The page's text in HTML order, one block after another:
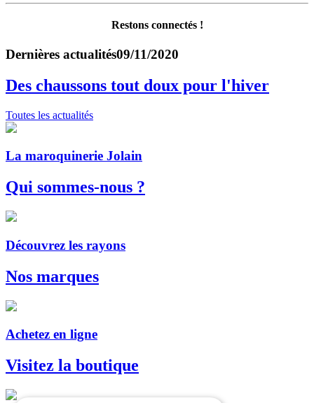
Restons connectés !
Dernières actualités09/11/2020
Des chaussons tout doux pour l'hiver
Toutes les actualités
La maroquinerie Jolain
Qui sommes-nous ?
Découvrez les rayons
Nos marques
Achetez en ligne
Visitez la boutique